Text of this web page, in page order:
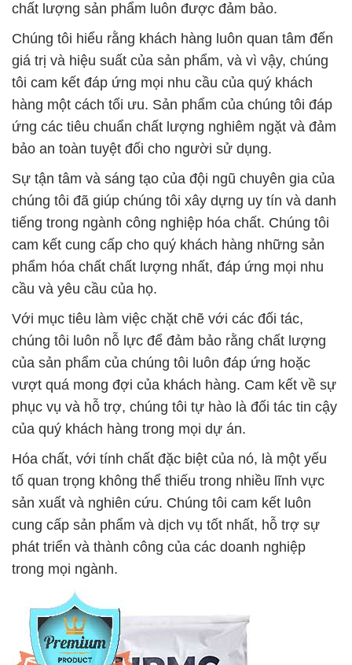
chất lượng sản phẩm luôn được đảm bảo.
Chúng tôi hiểu rằng khách hàng luôn quan tâm đến
giá trị và hiệu suất của sản phẩm, và vì vậy, chúng
tôi cam kết đáp ứng mọi nhu cầu của quý khách
hàng một cách tối ưu. Sản phẩm của chúng tôi đáp
ứng các tiêu chuẩn chất lượng nghiêm ngặt và đảm
bảo an toàn tuyệt đối cho người sử dụng.
Sự tận tâm và sáng tạo của đội ngũ chuyên gia của
chúng tôi đã giúp chúng tôi xây dựng uy tín và danh
tiếng trong ngành công nghiệp hóa chất. Chúng tôi
cam kết cung cấp cho quý khách hàng những sản
phẩm hóa chất chất lượng nhất, đáp ứng mọi nhu
cầu và yêu cầu của họ.
Với mục tiêu làm việc chặt chẽ với các đối tác,
chúng tôi luôn nỗ lực để đảm bảo rằng chất lượng
của sản phẩm của chúng tôi luôn đáp ứng hoặc
vượt quá mong đợi của khách hàng. Cam kết về sự
phục vụ và hỗ trợ, chúng tôi tự hào là đối tác tin cậy
của quý khách hàng trong mọi dự án.
Hóa chất, với tính chất đặc biệt của nó, là một yếu
tố quan trọng không thể thiếu trong nhiều lĩnh vực
sản xuất và nghiên cứu. Chúng tôi cam kết luôn
cung cấp sản phẩm và dịch vụ tốt nhất, hỗ trợ sự
phát triển và thành công của các doanh nghiệp
trong mọi ngành.